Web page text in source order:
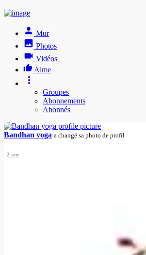
Mur
Photos
Vidéos
Aime
Groupes
Abonnements
Abonnés
Bandhan yoga a changé sa photo de profil
2 ans